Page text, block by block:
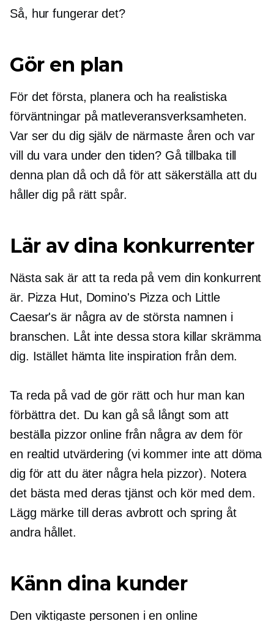
Så, hur fungerar det?
Gör en plan
För det första, planera och ha realistiska
förväntningar på matleveransverksamheten.
Var ser du dig själv de närmaste åren och var
vill du vara under den tiden? Gå tillbaka till
denna plan då och då för att säkerställa att du
håller dig på rätt spår.
Lär av dina konkurrenter
Nästa sak är att ta reda på vem din konkurrent
är. Pizza Hut, Domino's Pizza och Little
Caesar's är några av de största namnen i
branschen. Låt inte dessa stora killar skrämma
dig. Istället hämta lite inspiration från dem.
Ta reda på vad de gör rätt och hur man kan
förbättra det. Du kan gå så långt som att
beställa pizzor online från några av dem för
en realtid utvärdering (vi kommer inte att döma
dig för att du äter några hela pizzor). Notera
det bästa med deras tjänst och kör med dem.
Lägg märke till deras avbrott och spring åt
andra hållet.
Känn dina kunder
Den viktigaste personen i en online